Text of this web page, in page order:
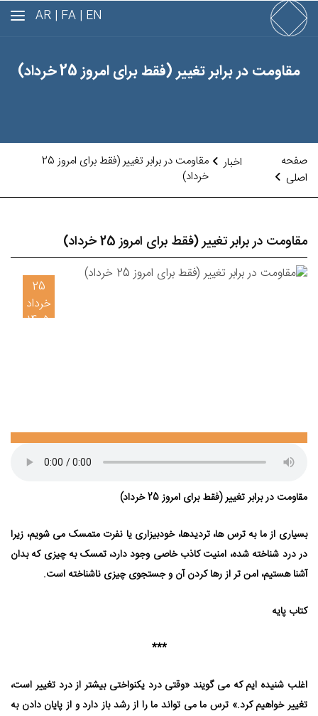
EN |
FA |
AR
مقاومت در برابر تغییر (فقط برای امروز 25 خرداد)
صفحه
اصلی
اخبار
مقاومت در برابر تغییر (فقط برای امروز 25
خرداد)
مقاومت در برابر تغییر (فقط برای امروز 25 خرداد)
25
خرداد
1405
مقاومت در برابر تغییر (فقط برای امروز 25 خرداد)
بسیاری از ما به ترس ها، تردیدها، خودبیزاری یا نفرت متمسک می⁯ شویم، زیرا
در درد شناخته شده، امنیت کاذب خاصی وجود دارد، تمسک به چیزی که بدان
آشنا هستیم، امن⁯ تر از رها کردن آن و جستجوی چیزی ناشناخته است.
کتاب پایه
***
اغلب شنیده ⁯ایم که می ⁯گویند «وقتی درد یکنواختی بیشتر از درد تغییر است،
تغییر خواهیم کرد.» ترس ما می ⁯تواند ما را از رشد باز دارد و از پایان دادن به